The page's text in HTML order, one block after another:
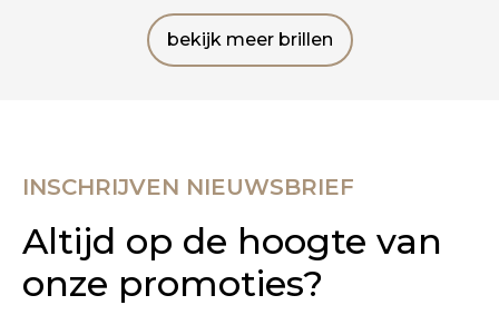
bekijk meer brillen
INSCHRIJVEN NIEUWSBRIEF
Altijd op de hoogte van
onze promoties?